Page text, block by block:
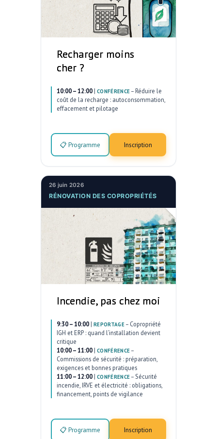
Recharger moins
cher ?
10:00 – 12:00 | CONFÉRENCE – Réduire le
coût de la recharge : autoconsommation,
effacement et pilotage
📋 Programme Inscription
26 juin 2026
RÉNOVATION DES COPROPRIÉTÉS
Incendie, pas chez moi
9:30 – 10:00 | REPORTAGE– Copropriété
IGH et ERP : quand l’installation devient
critique
10:00 – 11:00 | CONFÉRENCE –
Commissions de sécurité : préparation,
exigences et bonnes pratiques
11:00 – 12:00 | CONFÉRENCE – Sécurité
incendie, IRVE et électricité : obligations,
financement, points de vigilance
📋 Programme Inscription